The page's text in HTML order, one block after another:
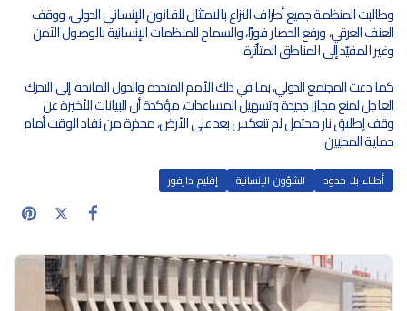
وطالبت المنظمة جميع أطراف النزاع بالامتثال للقانون الإنساني الدولي، ووقف
العنف العرقي، ورفع الحصار فورًا، والسماح للمنظمات الإنسانية بالوصول الآمن
وغير المقيّد إلى المناطق المتأثرة.
كما دعت المجتمع الدولي، بما في ذلك الأمم المتحدة والدول المانحة، إلى التحرك
العاجل لمنع مجازر جديدة وتسهيل المساعدات، مؤكدة أن البيانات الأخيرة عن
وقف إطلاق نار محتمل لم تنعكس بعد على الأرض، محذرة من نفاد الوقت أمام
حماية المدنيين.
أطباء بلا حدود الشؤون الإنسانية إقليم دارفور